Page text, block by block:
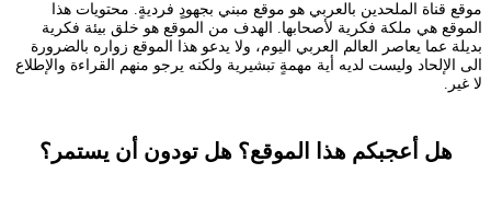
موقع قناة الملحدين بالعربي هو موقع مبني بجهودٍ فرديةٍ. محتويات هذا
الموقع هي ملكة فكرية لأصحابها. الهدف من الموقع هو خلق بيئة فكرية
بديلة عما يعاصر العالم العربي اليوم، ولا يدعو هذا الموقع زواره بالضرورة
الى الإلحاد وليست لديه أية مهمةٍ تبشيرية ولكنه يرجو منهم القراءة والإطلاع
لا غير.
هل أعجبكم هذا الموقع؟ هل تودون أن يستمر؟